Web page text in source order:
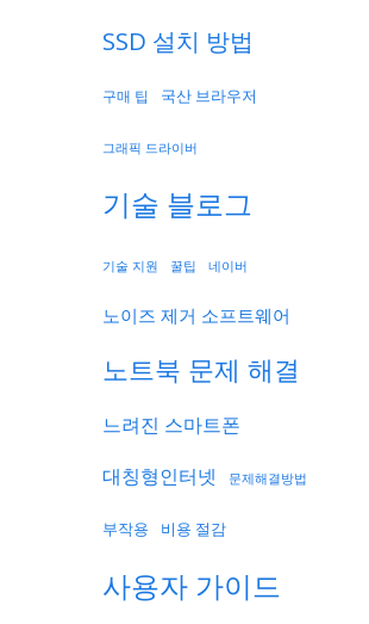
SSD 설치 방법
구매 팁 국산 브라우저
그래픽 드라이버
기술 블로그
기술 지원 꿀팁 네이버
노이즈 제거 소프트웨어
노트북 문제 해결
느려진 스마트폰
대칭형인터넷
문제해결방법
부작용 비용 절감
사용자 가이드